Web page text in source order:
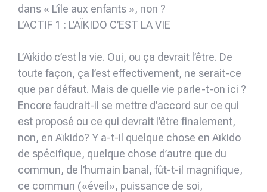
dans « L’île aux enfants », non ?
L’ACTIF 1 : L’AÏKIDO C’EST LA VIE
L’Aïkido c’est la vie. Oui, ou ça devrait l’être. De
toute façon, ça l’est effectivement, ne serait-ce
que par défaut. Mais de quelle vie parle-t-on ici ?
Encore faudrait-il se mettre d’accord sur ce qui
est proposé ou ce qui devrait l’être finalement,
non, en Aïkido? Y a-t-il quelque chose en Aïkido
de spécifique, quelque chose d’autre que du
commun, de l’humain banal, fût-t-il magnifique,
ce commun («éveil», puissance de soi,